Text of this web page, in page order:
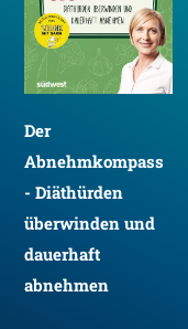
Der
Abnehmkompass
- Diäthürden
überwinden und
dauerhaft
abnehmen